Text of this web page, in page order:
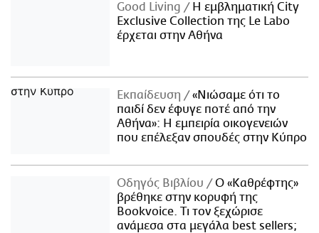
Good Living
Η εμβληματική City
Exclusive Collection της Le Labo
έρχεται στην Αθήνα
Εκπαίδευση
«Νιώσαμε ότι το
παιδί δεν έφυγε ποτέ από την
Αθήνα»: Η εμπειρία οικογενειών
που επέλεξαν σπουδές στην Κύπρο
Οδηγός Βιβλίου
Ο «Καθρέφτης»
βρέθηκε στην κορυφή της
Bookvoice. Τι τον ξεχώρισε
ανάμεσα στα μεγάλα best sellers;